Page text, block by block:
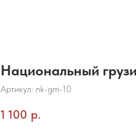
Национальный
Артикул: nk-gm-10
1 100 р.